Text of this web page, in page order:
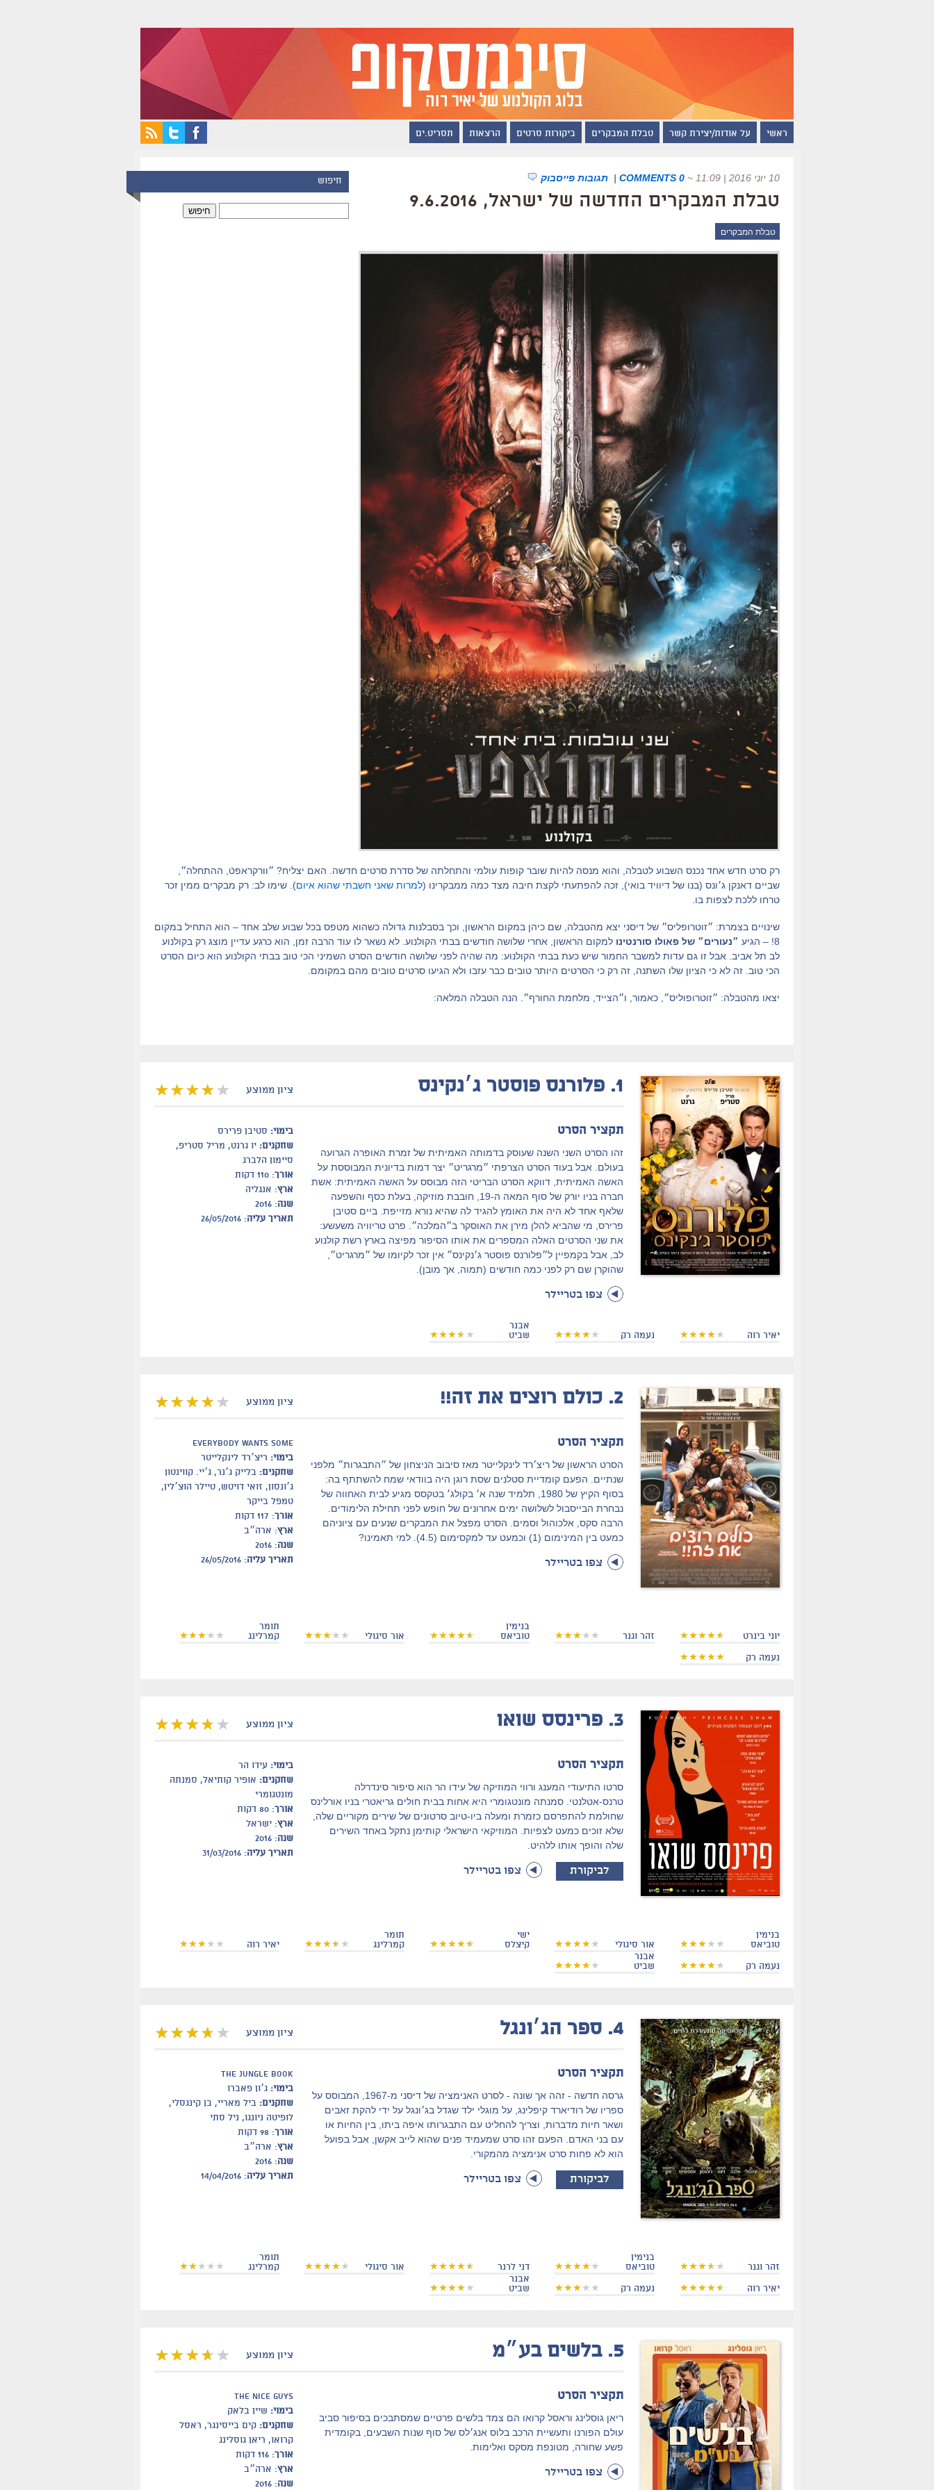
ראשי על אודות/יצירת קשר טבלת המבקרים ביקורות סרטים הרצאות תסריט.ים
חיפוש 10 יוני 2016 | 11:09 ~
0 COMMENTS
| תגובות פייסבוק
טבלת המבקרים החדשה של ישראל, 9.6.2016
טבלת המבקרים
רק סרט חדש אחד נכנס השבוע לטבלה, והוא מנסה להיות שובר קופות עולמי והתחלתה של סדרת סרטים חדשה. האם יצליח? ״וורקראפטֿ, ההתחלה״,
שביים דאנקן ג׳ונס (בנו של דיוויד בואי), זכה להפתעתי לקצת חיבה מצד כמה ממבקרינו (למרות שאני חשבתי שהוא איום). שימו לב: רק מבקרים ממין זכר
טרחו ללכת לצפות בו.
שינויים בצמרת: ״זוטרופליס״ של דיסני יצא מהטבלה, שם כיהן במקום הראשון, וכך בסבלנות גדולה כשהוא מטפס בכל שבוע שלב אחד – הוא התחיל במקום
8! – הגיע
״נעורים״ של פאולו סורנטינו למקום הראשון, אחרי שלושה חודשים בבתי הקולנוע. לא נשאר לו עוד הרבה זמן, הוא כרגע עדיין מוצג רק בקולנוע
לב תל אביב. אבל זו גם עדות למשבר החמור שיש כעת בבתי הקולנוע: מה שהיה לפני שלושה חודשים הסרט השמיני הכי טוב בבתי הקולנוע הוא כיום הסרט
הכי טוב. זה לא כי הציון שלו השתנה, זה רק כי הסרטים היותר טובים כבר עזבו ולא הגיעו סרטים טובים מהם במקומם.
יצאו מהטבלה: ״זוטרופוליס״, כאמור, ו״הצייד, מלחמת החורף״. הנה הטבלה המלאה:
ציון ממוצע 1. פלורנס פוסטר ג׳נקינס
בימוי: סטיבן פרירס
שחקנים: יו גרנט, מריל סטריפ,
סיימון הלברג
אורך: 110 דקות
ארץ: אנגליה
שנה: 2016
תאריך עליה: 26/05/2016
תקציר הסרט
זהו הסרט השני השנה שעוסק בדמותה האמיתית של זמרת האופרה הגרועה
בעולם. אבל בעוד הסרט הצרפתי ״מרגריט״ יצר דמות בדיונית המבוססת על
האשה האמיתית, דווקא הסרט הבריטי הזה מבוסס על האשה האמיתית: אשת
חברה בניו יורק של סוף המאה ה-19, חובבת מוזיקה, בעלת כסף והשפעה
שלאף אחד לא היה את האומץ להגיד לה שהיא נורא מזייפת. ביים סטיבן
פרירס, מי שהביא להלן מירן את האוסקר ב״המלכה״. פרט טריוויה משעשע:
את שני הסרטים האלה המספרים את אותו הסיפור מפיצה בארץ רשת קולנוע
לב, אבל בקמפיין ל״פלורנס פוסטר ג׳נקינס״ אין זכר לקיומו של ״מרגריט״,
שהוקרן שם רק לפני כמה חודשים (תמוה, אך מובן).
צפו בטריילר
יאיר רוה נעמה רק
אבנר
שביט
ציון ממוצע 2. כולם רוצים את זה!!
Everybody Wants Some
בימוי: ריצ׳רד לינקלייטר
שחקנים: בלייק ג׳נר, ג׳יי. קווינטון
ג׳ונסון, זואי דויטש, טיילר הוצ׳לין,
טמפל בייקר
אורך: 117 דקות
ארץ: ארה״ב
שנה: 2016
תאריך עליה: 26/05/2016
תקציר הסרט
הסרט הראשון של ריצ׳רד לינקלייטר מאז סיבוב הניצחון של ״התבגרות״ מלפני
שנתיים. הפעם קומדיית סטלנים שסת רוגן היה בוודאי שמח להשתתף בה:
בסוף הקיץ של 1980, תלמיד שנה א׳ בקולג׳ בטקסס מגיע לבית האחווה של
נבחרת הבייסבול לשלושה ימים אחרונים של חופש לפני תחילת הלימודים.
הרבה סקס, אלכוהול וסמים. הסרט מפצל את המבקרים שנעים עם ציוניהם
כמעט בין המינימום (1) וכמעט עד למקסימום (4.5). למי תאמינו?
צפו בטריילר
יוני בינרט זהר וגנר
בנימין
טוביאס
אור סיגולי
תומר
קמרלינג
נעמה רק
ציון ממוצע 3. פרינסס שואו
בימוי: עידו הר
שחקנים: אופיר קותיאל, סמנתה
מונטגומרי
אורך: 80 דקות
ארץ: ישראל
שנה: 2016
תאריך עליה: 31/03/2016
תקציר הסרט
סרטו התיעודי המענג ורווי המוזיקה של עידו הר הוא סיפור סינדרלה
טרנס-אטלנטי. סמנתה מונטגומרי היא אחות בבית חולים גריאטרי בניו אורלינס
שחולמת להתפרסם כזמרת ומעלה ביו-טיוב סרטונים של שירים מקוריים שלה,
שלא זוכים כמעט לצפיות. המוזיקאי הישראלי קותימן נתקל באחד השירים
שלה והופך אותו ללהיט.
לביקורת צפו בטריילר
בנימין
טוביאס
אור סיגולי
ישי
קיצלס
תומר
קמרלינג
יאיר רוה
נעמה רק
אבנר
שביט
ציון ממוצע 4. ספר הג׳ונגל
The Jungle Book
בימוי: ג׳ון פאברו
שחקנים: ביל מאריי, בן קינגסלי,
לופיטה ניונגו, ניל סתי
אורך: 98 דקות
ארץ: ארה״ב
שנה: 2016
תאריך עליה: 14/04/2016
תקציר הסרט
גרסה חדשה - זהה אך שונה - לסרט האנימציה של דיסני מ-1967, המבוסס על
ספריו של רודיארד קיפלינג, על מוגלי ילד שגדל בג׳ונגל על ידי להקת זאבים
ושאר חיות מדברות, וצריך להחליט עם התבגרותו איפה ביתו, בין החיות או
עם בני האדם. הפעם זהו סרט שמעמיד פנים שהוא לייב אקשן, אבל בפועל
הוא לא פחות סרט אנימציה מהמקורי.
לביקורת צפו בטריילר
זהר וגנר
בנימין
טוביאס
דני לרנר אור סיגולי
תומר
קמרלינג
יאיר רוה נעמה רק
אבנר
שביט
ציון ממוצע 5. בלשים בע״מ
The Nice Guys
בימוי: שיין בלאק
שחקנים: קים בייסינגר, ראסל
קרואו, ריאן גוסלינג
אורך: 116 דקות
ארץ: ארה״ב
שנה: 2016
תקציר הסרט
ריאן גוסלינג וראסל קרואו הם צמד בלשים פרטיים שמסתבכים בסיפור סביב
עולם הפורנו ותעשיית הרכב בלוס אנג׳לס של סוף שנות השבעים, בקומדית
פשע שחורה, מטונפת מסקס ואלימות.
צפו בטריילר